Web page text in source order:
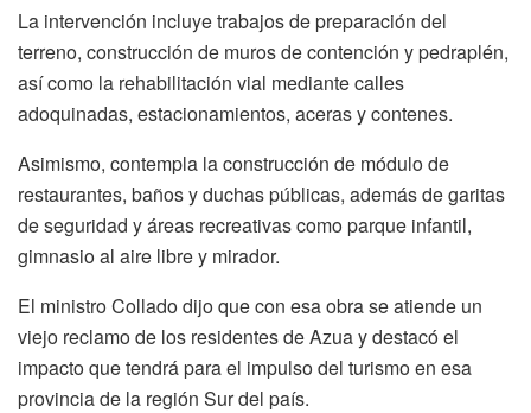
La intervención incluye trabajos de preparación del
terreno, construcción de muros de contención y pedraplén,
así como la rehabilitación vial mediante calles
adoquinadas, estacionamientos, aceras y contenes.
Asimismo, contempla la construcción de módulo de
restaurantes, baños y duchas públicas, además de garitas
de seguridad y áreas recreativas como parque infantil,
gimnasio al aire libre y mirador.
El ministro Collado dijo que con esa obra se atiende un
viejo reclamo de los residentes de Azua y destacó el
impacto que tendrá para el impulso del turismo en esa
provincia de la región Sur del país.